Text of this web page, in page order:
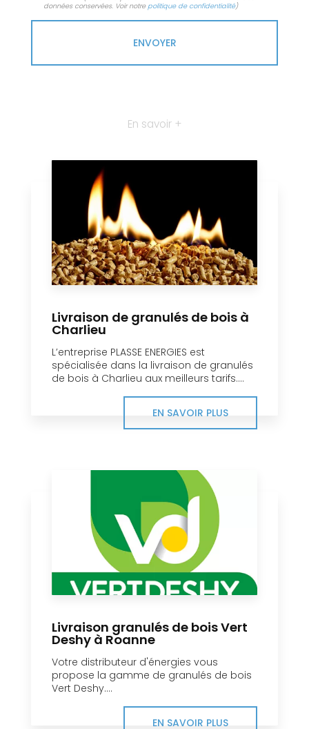
données conservées. Voir notre politique de confidentialité)
En savoir +
Livraison de granulés de bois à
Charlieu
L’entreprise PLASSE ENERGIES est
spécialisée dans la livraison de granulés
de bois à Charlieu aux meilleurs tarifs....
EN SAVOIR PLUS
Livraison granulés de bois Vert
Deshy à Roanne
Votre distributeur d'énergies vous
propose la gamme de granulés de bois
Vert Deshy....
EN SAVOIR PLUS